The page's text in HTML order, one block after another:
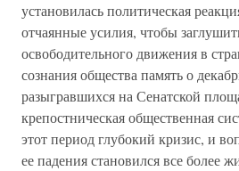
установилась политическая
отчаянные усилия, чтобы
освободительного движения в
сознания общества память о
разыгравшихся на Сенатской
крепостническая общественная
этот период глубокий кризис, и
ее падения становился все более